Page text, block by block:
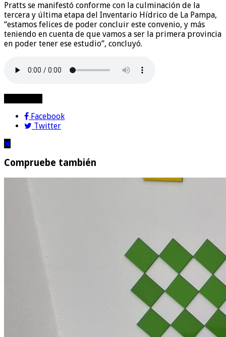
Pratts se manifestó conforme con la culminación de la
tercera y última etapa del Inventario Hídrico de La Pampa,
“estamos felices de poder concluir este convenio, y más
teniendo en cuenta de que vamos a ser la primera provincia
en poder tener ese estudio”, concluyó.
Facebook
Twitter
Compruebe también